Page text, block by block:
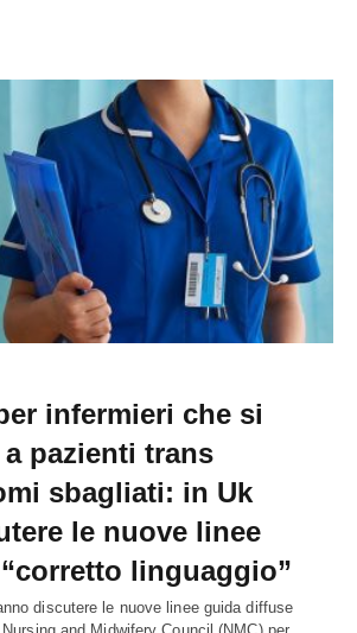
infermieri che si
pazienti trans
sbagliati: in Uk
le nuove linee
linguaggio”
discutere le nuove linee guida diffuse